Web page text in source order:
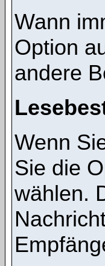
Wann
Option
andere
Wenn
Sie die
wählen.